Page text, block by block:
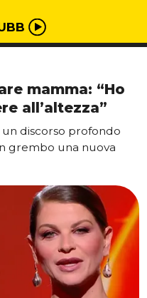
mamma: “Ho
all’altezza”
discorso profondo
grembo una nuova